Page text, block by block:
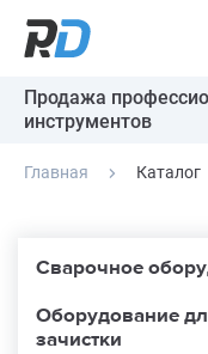
Продажа
инструментов
Главная Каталог
Сварочное
Оборудование
зачистки